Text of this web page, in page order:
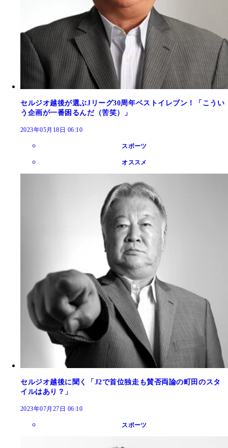
セルジオ越後が選ぶJリーグ30周年ベストイレブン！「こうい
う企画が一番困るんだ（苦笑）」
2023年05月18日 06:10
スポーツ
オススメ
セルジオ越後に聞く「J2で首位独走も賛否両論の町田のスタ
イルはあり？」
2023年07月27日 06:10
スポーツ